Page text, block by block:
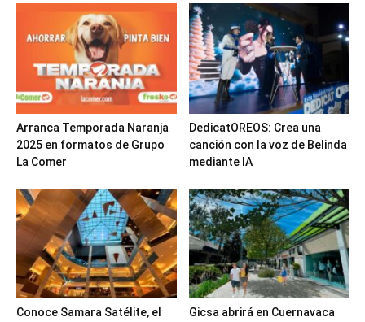
Arranca Temporada Naranja
2025 en formatos de Grupo
La Comer
DedicatOREOS: Crea una
canción con la voz de Belinda
mediante IA
Conoce Samara Satélite, el
Gicsa abrirá en Cuernavaca